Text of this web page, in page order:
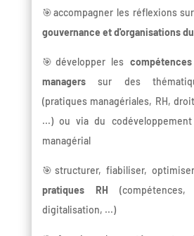
🎯accompagner les réflexions
gouvernance et d'organisations
🎯développer les
managerssur des
(pratiques managériales, RH,
...) ou via du
managérial
🎯structurer, fiabiliser,
pratiques RH
digitalisation, ...)